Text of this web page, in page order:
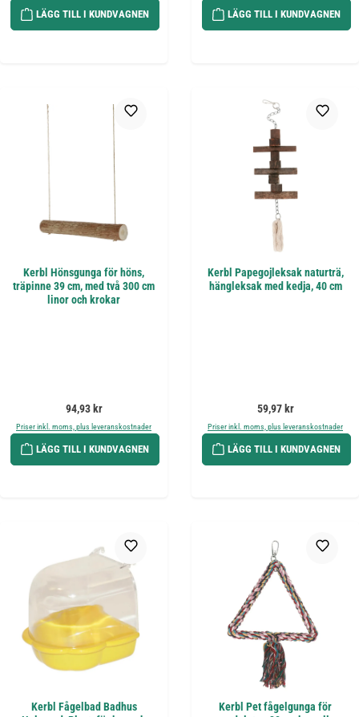
LÄGG TILL I KUNDVAGNEN LÄGG TILL I KUNDVAGNEN
Kerbl Hönsgunga för höns,
träpinne 39 cm, med två 300 cm
linor och krokar
Ordinarie pris:
94,93 kr
Priser inkl. moms, plus leveranskostnader
LÄGG TILL I KUNDVAGNEN
Kerbl Papegojleksak naturträ,
hängleksak med kedja, 40 cm
Ordinarie pris:
59,97 kr
Priser inkl. moms, plus leveranskostnader
LÄGG TILL I KUNDVAGNEN
Kerbl Fågelbad Badhus
Kerbl Pet fågelgunga för